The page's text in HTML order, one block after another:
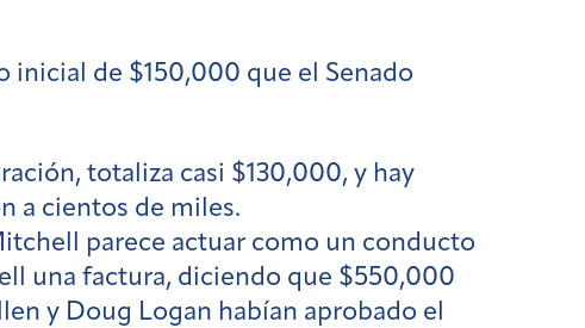
inicial de $150,000 que el Senado
totaliza casi $130,000, y hay
a cientos de miles.
parece actuar como un conducto
una factura, diciendo que $550,000
y Doug Logan habían aprobado el